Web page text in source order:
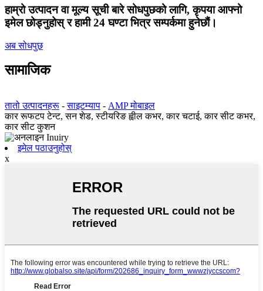
हाम्रो उत्पादन वा मूल्य सूची बारे सोधपुछको लागि, कृपया आफ्नो
इमेल छोड्नुहोस् र हामी 24 घण्टा भित्र सम्पर्कमा हुनेछौं।
अब सोधपुछ
सामाजिक
तातो उत्पादनहरू -साइटम्याप - AMP मोबाइल
कार रूफटप टेन्ट, सन शेड, स्टीयरिङ ह्वील कभर, कार चटाई, कार सीट कभर,
कार सीट कुशन
इमेल पठाउनुहोस्
x